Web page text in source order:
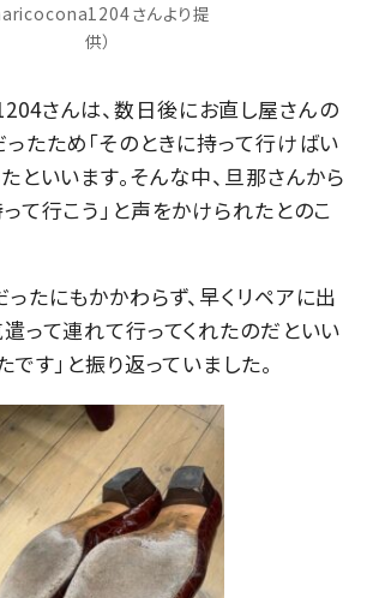
さんより提
供）
さんは、数日後にお直し屋さんの
たため「そのときに持って行けばい
といいます。そんな中、旦那さんから
て行こう」と声をかけられたとのこ
たにもかかわらず、早くリペアに出
って連れて行ってくれたのだといい
です」と振り返っていました。